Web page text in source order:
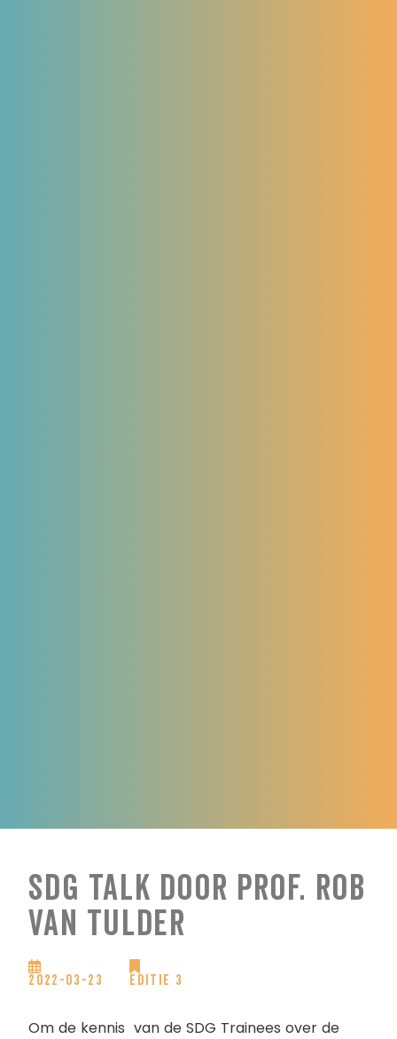
SDG Talk door prof. Rob
van Tulder
2022-03-23 Editie 3
Om de kennis van de SDG Trainees over de